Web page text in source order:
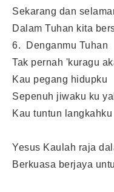
Sekarang dan
Dalam Tuhan kita
6. Denganmu Tuhan
Tak pernah 'kuragu
Kau pegang hidupku
Sepenuh jiwaku ku
Kau tuntun langkahku
Yesus Kaulah raja
Berkuasa berjaya